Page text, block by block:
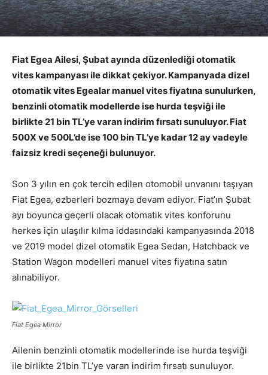
Fiat Egea Ailesi, Şubat ayında düzenlediği otomatik
vites kampanyası ile dikkat çekiyor. Kampanyada dizel
otomatik vites Egealar manuel vites fiyatına sunulurken,
benzinli otomatik modellerde ise hurda teşviği ile
birlikte 21 bin TL’ye varan indirim fırsatı sunuluyor. Fiat
500X ve 500L’de ise 100 bin TL’ye kadar 12 ay vadeyle
faizsiz kredi seçeneği bulunuyor.
Son 3 yılın en çok tercih edilen otomobil unvanını taşıyan
Fiat Egea, ezberleri bozmaya devam ediyor. Fiat’ın Şubat
ayı boyunca geçerli olacak otomatik vites konforunu
herkes için ulaşılır kılma iddasındaki kampanyasında 2018
ve 2019 model dizel otomatik Egea Sedan, Hatchback ve
Station Wagon modelleri manuel vites fiyatına satın
alınabiliyor.
Fiat Egea Mirror
Ailenin benzinli otomatik modellerinde ise hurda teşviği
ile birlikte 21bin TL’ye varan indirim fırsatı sunuluyor.